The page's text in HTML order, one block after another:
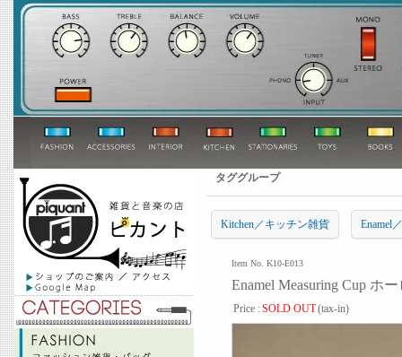
タググループ
Kitchen／キッチン雑貨 Enamel
Item No. K10-E013
Enamel Measuring Cup ホ
Price :SOLD OUT(tax-in)